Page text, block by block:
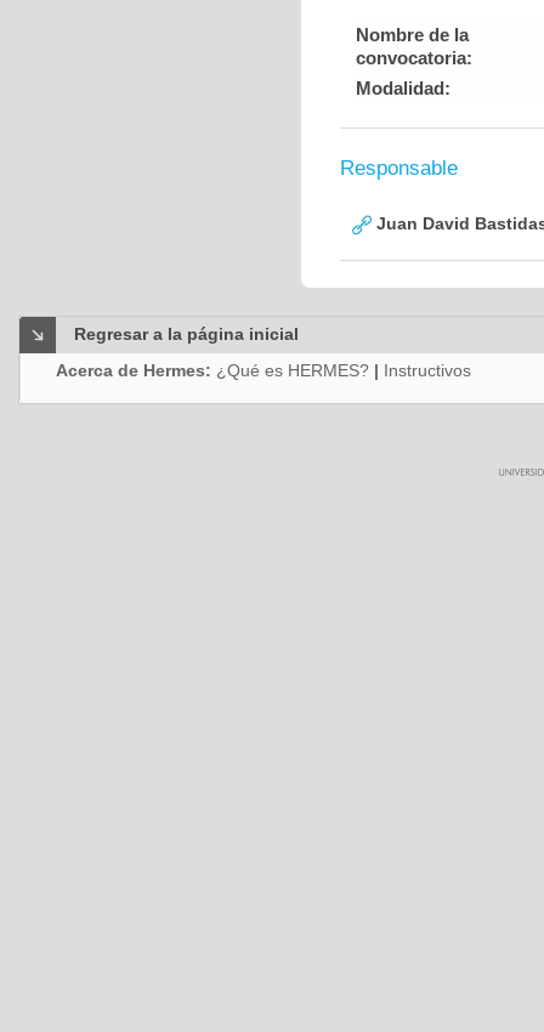
Nombre de la
convocatoria:
Modalidad:
Responsable
Juan David
Regresar a la página inicial
Acerca de Hermes: ¿Qué es HERMES? | Instructivos